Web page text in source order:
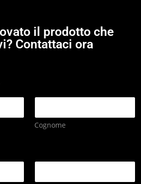
il prodotto che
Contattaci ora
Cognome